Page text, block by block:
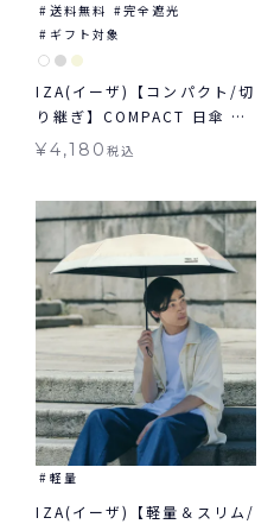
送料無料
完全遮光
ギフト対象
IZA(イーザ)【コンパクト/切
り継ぎ】COMPACT 日傘 折
りたたみ ギフト対象 晴雨兼
¥4,180税込
軽量
IZA(イーザ)【軽量＆スリム/